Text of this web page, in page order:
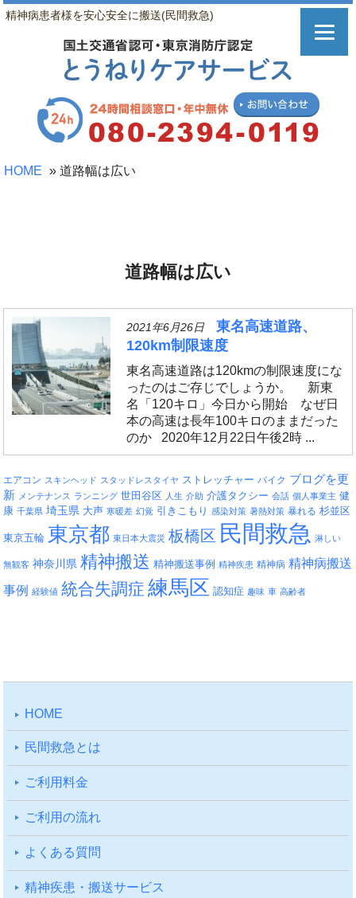
精神病患者様を安心安全に搬送(民間救急)
HOME » 道路幅は広い
道路幅は広い
2021年6月26日
東名高速道路、
120km制限速度
東名高速道路は120kmの制限速度にな
ったのはご存じでしょうか。 新東
名「120キロ」今日から開始 なぜ日
本の高速は長年100キロのままだった
のか 2020年12月22日午後2時 ...
エアコン スキンヘッド スタッドレスタイヤ ストレッチャー バイク ブログを更
新 メンテナンス ランニング 世田谷区 人生 介助 介護タクシー 会話 個人事業主 健
康 千葉県 埼玉県 大声 寒暖差 幻覚 引きこもり 感染対策 暑熱対策 暴れる 杉並区
東京五輪 東京都 東日本大震災 板橋区 民間救急 淋しい
無観客 神奈川県 精神搬送 精神搬送事例 精神疾患 精神病 精神病搬送
事例
経験値 統合失調症 練馬区 認知症 趣味 車 高齢者
HOME
⺠間救急とは
ご利⽤料⾦
ご利⽤の流れ
よくある質問
精神疾患・搬送サービス